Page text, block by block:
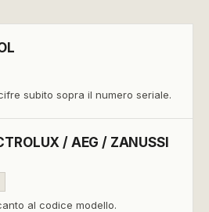
subito sopra il numero seriale.
/ AEG / ZANUSSI
al codice modello.